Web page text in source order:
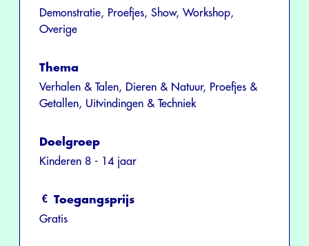
Demonstratie, Proefjes, Show, Workshop,
Overige
Thema
Verhalen & Talen, Dieren & Natuur, Proefjes &
Getallen, Uitvindingen & Techniek
Doelgroep
Kinderen 8 - 14 jaar
Toegangsprijs
Gratis